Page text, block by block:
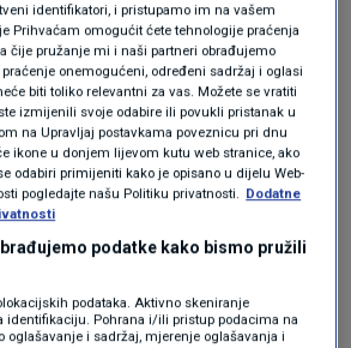
Oglas
identifikatori, i pristupamo im na vašem
Prihvaćam omogućit ćete tehnologije praćenja
čije pružanje mi i naši partneri obrađujemo
onemogućeni, određeni sadržaj i oglasi
biti toliko relevantni za vas. Možete se vratiti
izmijenili svoje odabire ili povukli pristanak u
na Upravljaj postavkama poveznicu pri dnu
ikone u donjem lijevom kutu web stranice, ako
odabiri primijeniti kako je opisano u dijelu Web-
pogledajte našu Politiku privatnosti. Dodatne
podatke kako bismo pružili
podataka. Aktivno skeniranje
identifikaciju. Pohrana i/ili pristup podacima na
oglašavanje i sadržaj, mjerenje oglašavanja i